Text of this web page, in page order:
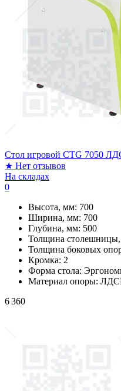
Стол игровой CTG 7050
★ Нет отзывов
На складах
0
Высота, мм: 700
Ширина, мм: 700
Глубина, мм: 500
Толщина
Толщина боковых
Кромка: 2
Форма стола:
Материал опоры:
6 360